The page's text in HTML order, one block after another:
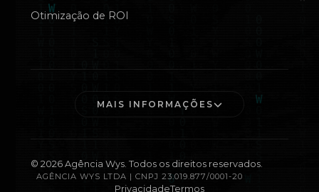
Otimização de ROI
MAIS INFORMAÇÕES
© 2026Agência Wys. Todos os direitos reservados.
AGÊNCIA WYS LTDA | CNPJ 23.019.877/0001-20
PrivacidadeTermos